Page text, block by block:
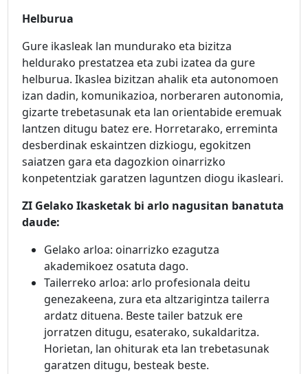
Helburua
Gure ikasleak lan mundurako eta bizitza
heldurako prestatzea eta zubi izatea da gure
helburua. Ikaslea bizitzan ahalik eta autonomoen
izan dadin, komunikazioa, norberaren autonomia,
gizarte trebetasunak eta lan orientabide eremuak
lantzen ditugu batez ere. Horretarako, erreminta
desberdinak eskaintzen dizkiogu, egokitzen
saiatzen gara eta dagozkion oinarrizko
konpetentziak garatzen laguntzen diogu ikasleari.
ZI Gelako Ikasketak bi arlo nagusitan banatuta
daude:
Gelako arloa: oinarrizko ezagutza
akademikoez osatuta dago.
Tailerreko arloa: arlo profesionala deitu
genezakeena, zura eta altzarigintza tailerra
ardatz dituena. Beste tailer batzuk ere
jorratzen ditugu, esaterako, sukaldaritza.
Horietan, lan ohiturak eta lan trebetasunak
garatzen ditugu, besteak beste.